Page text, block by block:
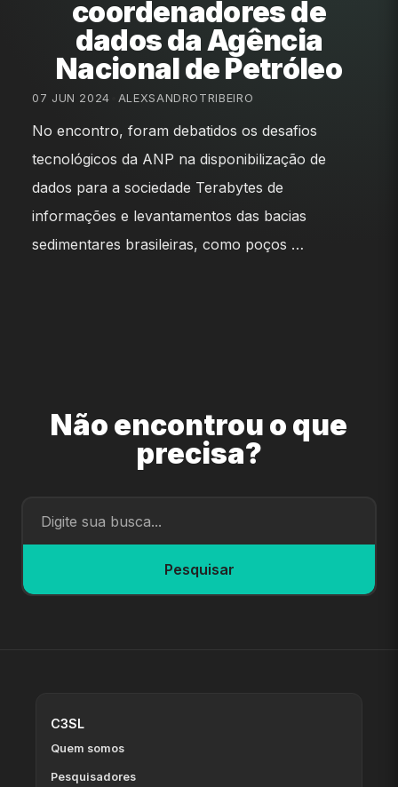
coordenadores de
dados da Agência
Nacional de Petróleo
07 JUN 2024 ALEXSANDROTRIBEIRO
No encontro, foram debatidos os desafios
tecnológicos da ANP na disponibilização de
dados para a sociedade Terabytes de
informações e levantamentos das bacias
sedimentares brasileiras, como poços …
Não encontrou o que
precisa?
Pesquisar
C3SL
Quem somos
Pesquisadores